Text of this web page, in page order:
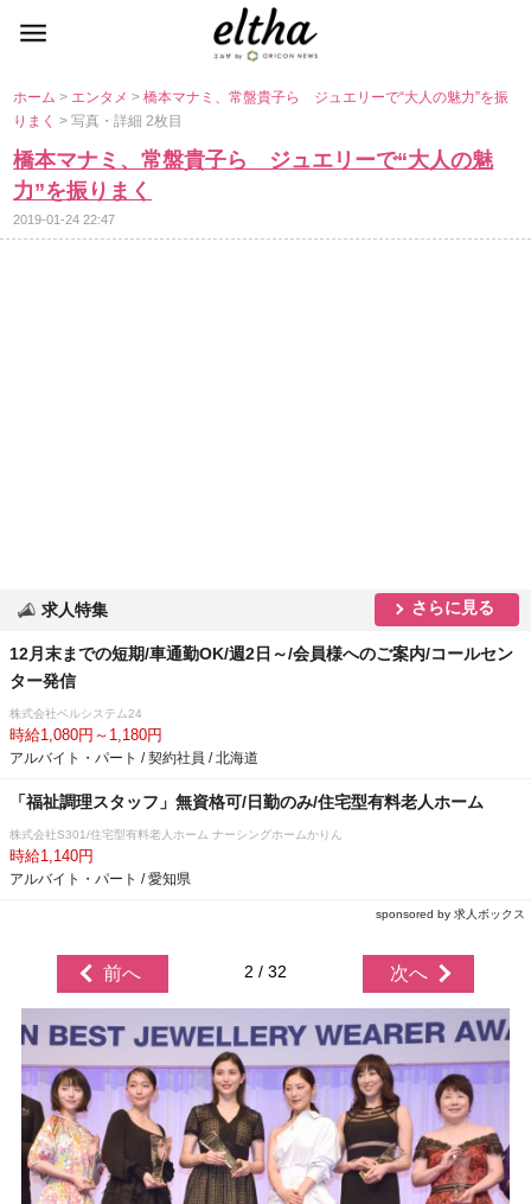
ホーム> エンタメ>橋本マナミ、常盤貴子ら ジュエリーで“大人の魅力”を振
りまく> 写真・詳細 2枚目
橋本マナミ、常盤貴子ら ジュエリーで“大人の魅
力”を振りまく
2019-01-24 22:47
求人特集 さらに見る
12月末までの短期/車通勤OK/週2日～/会員様へのご案内/コールセン
ター発信
株式会社ベルシステム24
時給1,080円～1,180円
アルバイト・パート / 契約社員 / 北海道
「福祉調理スタッフ」無資格可/日勤のみ/住宅型有料老人ホーム
株式会社S301/住宅型有料老人ホーム ナーシングホームかりん
時給1,140円
アルバイト・パート / 愛知県
sponsored by 求人ボックス
前へ 2 / 32 次へ